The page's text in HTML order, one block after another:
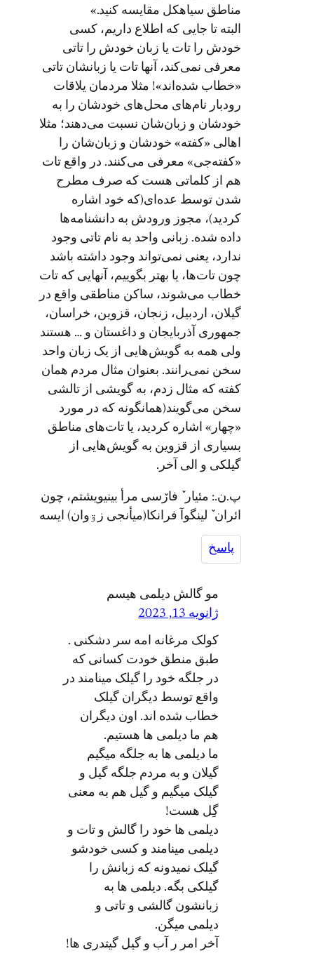
مناطق سیاهکل مقایسه کنید.»
البته تا جایی که اطلاع داریم، کسی
خودش را تات یا زبان خودش را تاتی
معرفی نمی‌کند، آنها تات یا زبانشان تاتی
«خطاب شده‌اند»! مثلا مردمان یلاقات
رودبار نام‌های محل‌های خودشان را به
خودشان و زبان‌شان نسبت می‌دهند؛ مثلا
اهالی «کفته» خودشان و زبان‌شان را
«کفته‌جی» معرفی می‌کنند. در واقع تات
هم از کلماتی هست که صرف مطرح
شدن توسط عده‌ای(که خود اشاره
کردید)، مجوز ورودش به دانشنامه‌ها
داده شده. زبانی واحد به نام تاتی وجود
ندارد، یعنی نمی‌تواند وجود داشته باشد
چون تات‌ها، یا بهتر بگوییم، آنهایی که تات
خطاب می‌شوند، ساکن مناطقی واقع در
گیلان، اردبیل، زنجان، قزوین، خراسان،
جمهوری آذربایجان و داغستان و … هستند
ولی همه به گویش‌هایی از یک زبان واحد
سخن نمی‌‍رانند. بعنوان مثال مردم همان
کفته که مثال زدم، به گویشی از تالشی
سخن می‌گویند(همانگونه که در مورد
«چهار» اشاره کردید، یا تات‌های مناطق
بسیاری از قزوین به گویش‌هایی از
گیلکی و الی آخر.
پ.ن.: مئیار ٚ فارٚسی مرأ بینیویشتم، چون
ائران ٚ لینگوآ فرانکا(میأنجی زۊوان) ایسه
پاسخ
مو گالش دیلمی هیسم
ژانویه 13, 2023
کولک مرغانه امه سر دشکنی .
طبق منطق خودت کسانی که
در جلگه خود را گیلک مینامند در
واقع توسط دیگران گیلک
خطاب شده اند. اون دیگران
هم ما دیلمی ها هستیم.
ما دیلمی ها به جلگه میگیم
گیلان و به مردم جلگه گیل و
گیلک میگیم و گیل هم به معنی
گِل هست!
دیلمی ها خود را گالش و تات و
دیلمی مینامند و کسی خودشو
گیلک نمیدونه که زبانش را
گیلکی بگه. دیلمی ها به
زبانشون گالشی و تاتی و
دیلمی میگن.
آخر امر ر آب و گیل گیتدری ها!